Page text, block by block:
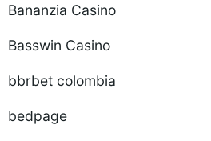
Bananzia Casino
Basswin Casino
bbrbet colombia
bedpage